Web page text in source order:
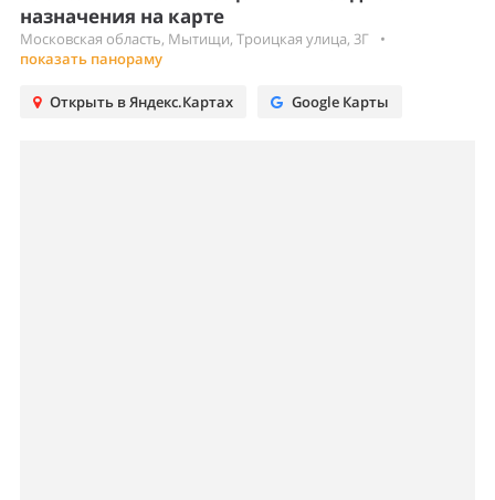
назначения на карте
Московская область, Мытищи, Троицкая улица, 3Г
•
показать панораму
Открыть в Яндекс.Картах Google Карты